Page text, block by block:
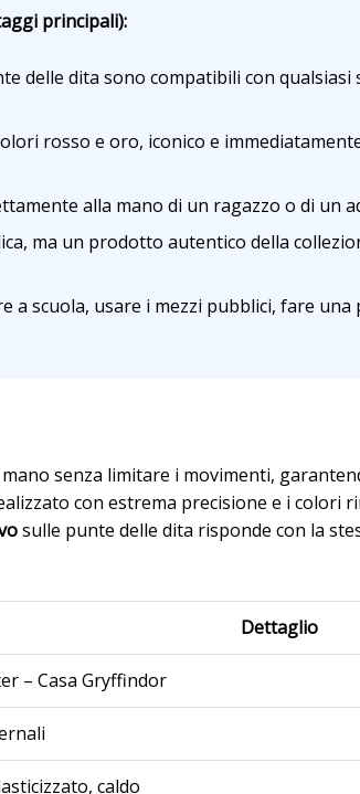
principali):
delle dita sono compatibili con qualsiasi
rosso e oro, iconico e
alla mano di un ragazzo o di un
ma un prodotto autentico della
a scuola, usare i mezzi pubblici, fare una
senza limitare i movimenti,
con estrema precisione e i colori
sulle punte delle dita risponde con la
Dettaglio
– Casa Gryffindor
caldo